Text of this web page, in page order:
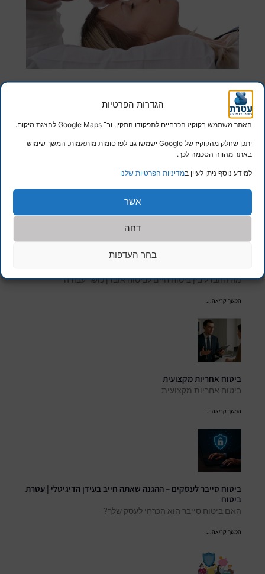
הגדרות הפרטיות
האתר משתמש בקוקיז הכרחיים לתפקודו התקין, וב־ Google Maps להצגת מיקום.
יתכן שחלק מהקוקיז של Google ישמשו גם לפרסומות מותאמות. המשך שימוש
באתר מהווה הסכמה לכך.
למידע נוסף ניתן לעיין במדיניות הפרטיות שלנו
אשר
דחה
בחר העדפות
מידע נוסף
מה ההבדל בין ביטוח חיים לביטוח אובדן כושר עבודה
המשך קריאה...
ביטוח אחריות מקצועית
ביטוח אחריות מקצועית
המשך קריאה...
ביטוח סייבר לעסקים – ההגנה שאתה חייב בעידן הדיגיטלי | עטרת
ביטוח
האם ביטוח סייבר הוא הכרחי לעסק שלך?
המשך קריאה...